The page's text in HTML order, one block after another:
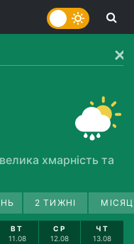
хмарність та
2 ТИЖНІ
ВТ
11.08
СР
12.08
ЧТ
13.08